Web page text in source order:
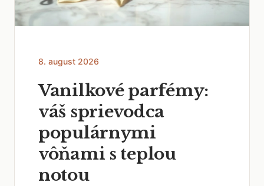
8. august 2026
Vanilkové parfémy:
váš sprievodca
populárnymi
vôňami s teplou
notou